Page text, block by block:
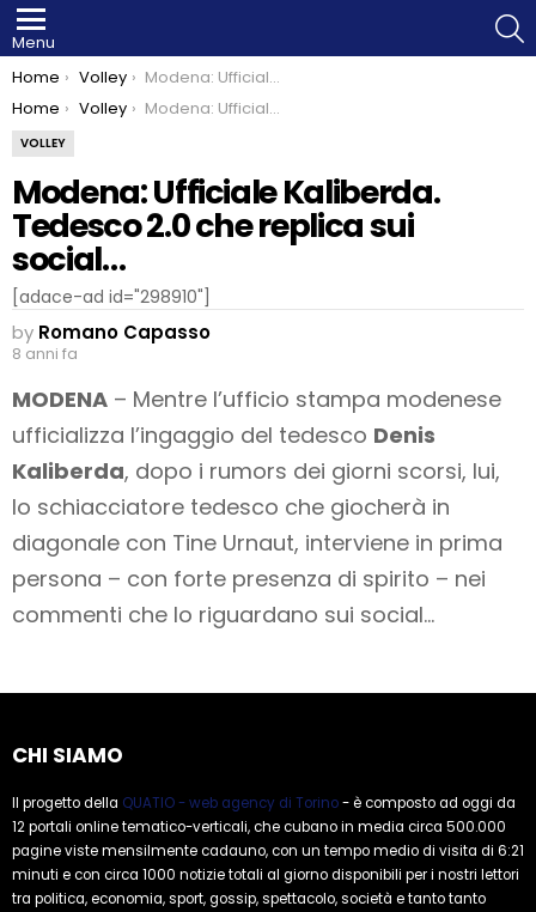
Menu
You are here:
Home Volley
Modena: Ufficiale Kaliberda. Tedesco 2.0 che replica sui social…
You are here:
Home Volley Modena: Ufficiale Kaliberda. Tedesco 2.0 che replica sui social…
VOLLEY
Modena: Ufficiale Kaliberda.
Tedesco 2.0 che replica sui
social…
[adace-ad id="298910"]
by Romano Capasso
8 anni fa
MODENA – Mentre l’ufficio stampa modenese
ufficializza l’ingaggio del tedesco Denis
Kaliberda, dopo i rumors dei giorni scorsi, lui,
lo schiacciatore tedesco che giocherà in
diagonale con Tine Urnaut, interviene in prima
persona – con forte presenza di spirito – nei
commenti che lo riguardano sui social…
CHI SIAMO
Il progetto della QUATIO - web agency di Torino- è composto ad oggi da
12 portali online tematico-verticali, che cubano in media circa 500.000
pagine viste mensilmente cadauno, con un tempo medio di visita di 6:21
minuti e con circa 1000 notizie totali al giorno disponibili per i nostri lettori
tra politica, economia, sport, gossip, spettacolo, società e tanto tanto